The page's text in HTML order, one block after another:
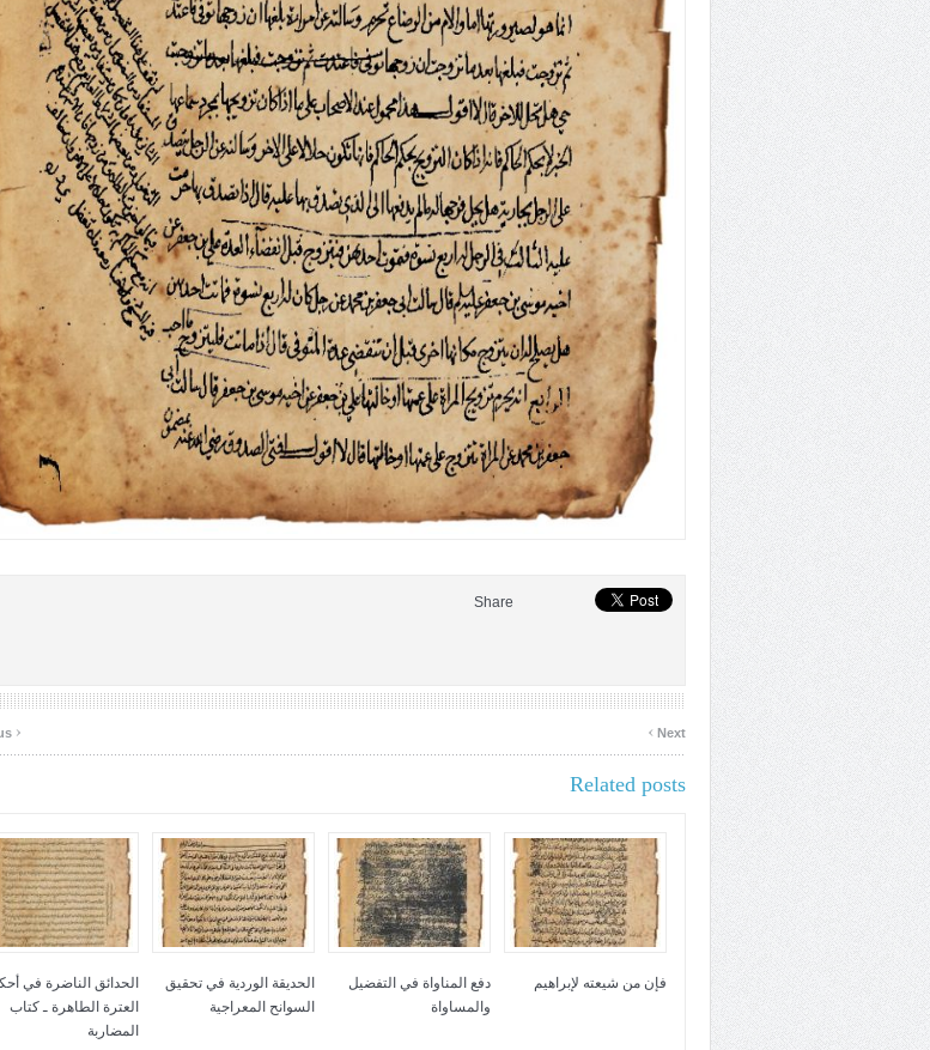
Share
‹ Next
›
Related posts
فإن من شيعته لإبراهيم
دفع المناواة في التفضيل
والمساواة
الحديقة الوردية في تحقيق
السوانح المعراجية
الحدائق الناضرة في
العترة الطاهرة ـ كتاب
المضاربة